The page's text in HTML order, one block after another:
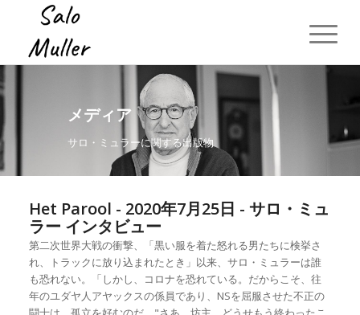
メディア
サロ・ミュラーに関する出版物
Het Parool - 2020年7月25日 - サロ・ミュ
ラー インタビュー
第二次世界大戦の衝撃、「黒い服を着た怒れる男たちに検挙さ
れ、トラックに放り込まれたとき」以来、サロ・ミュラーは誰
も恐れない。「しかし、コロナを恐れている。だからこそ、往
年のユダヤ人アヤックスの係員であり、NSを屈服させた不正の